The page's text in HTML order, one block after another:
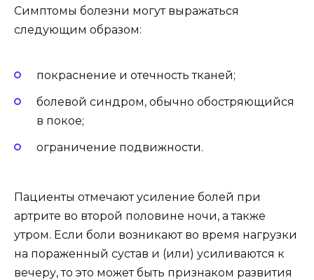
Симптомы болезни могут выражаться
следующим образом:
покраснение и отечность тканей;
болевой синдром, обычно обостряющийся
в покое;
ограничение подвижности.
Пациенты отмечают усиление болей при
артрите во второй половине ночи, а также
утром. Если боли возникают во время нагрузки
на пораженный сустав и (или) усиливаются к
вечеру, то это может быть признаком развития